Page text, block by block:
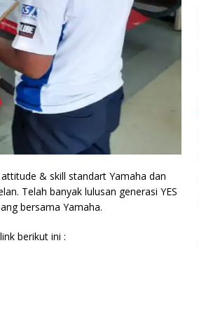
& skill standart Yamaha dan
Telah banyak lulusan generasi YES
bersama Yamaha.
berikut ini :